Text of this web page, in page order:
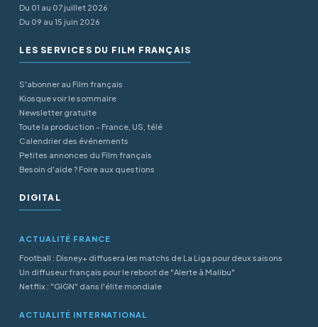
Du 01 au 07 juillet 2026
Du 09 au 15 juin 2026
LES SERVICES DU FILM FRANÇAIS
S'abonner au Film français
Kiosque voir le sommaire
Newsletter gratuite
Toute la production - France, US, télé
Calendrier des événements
Petites annonces du Film français
Besoin d'aide ? Foire aux questions
DIGITAL
ACTUALITÉ FRANCE
Football : Disney+ diffusera les matchs de La Liga pour deux saisons
Un diffuseur français pour le reboot de "Alerte à Malibu"
Netflix : "GIGN" dans l'élite mondiale
ACTUALITÉ INTERNATIONAL